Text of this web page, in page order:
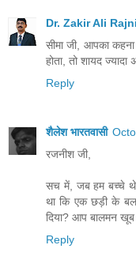
Dr. Zakir Ali
सीमा जी, आपका
होता, तो शायद ज्यादा
Reply
शैलेश भारतवासी
रजनीश जी,
सच में, जब हम बच्चे थे
था कि एक छड़ी के
दिया? आप बालमन
Reply